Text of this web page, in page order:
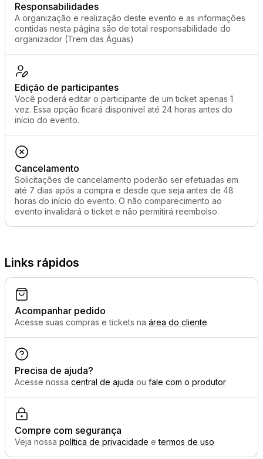
Responsabilidades
A organização e realização deste evento e as informações
contidas nesta página são de total responsabilidade do
organizador (Trem das Águas)
Edição de participantes
Você poderá editar o participante de um ticket apenas 1
vez. Essa opção ficará disponível até 24 horas antes do
início do evento.
Cancelamento
Solicitações de cancelamento poderão ser efetuadas em
até 7 dias após a compra e desde que seja antes de 48
horas do início do evento. O não comparecimento ao
evento invalidará o ticket e não permitirá reembolso.
Links rápidos
Acompanhar pedido
Acesse suas compras e tickets na área do cliente
Precisa de ajuda?
Acesse nossa central de ajuda ou fale com o produtor
Compre com segurança
Veja nossa política de privacidade etermos de uso